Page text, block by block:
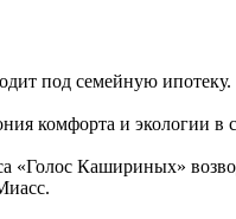
под семейную ипотеку.
комфорта и экологии в
«Голос Кашириных»